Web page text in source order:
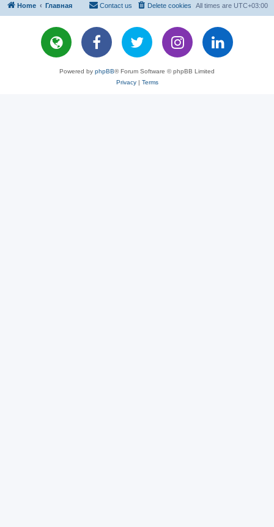
Home Главная All times are UTC+03:00
Delete cookies
Contact us
Powered by phpBB® Forum Software © phpBB Limited
Privacy| Terms